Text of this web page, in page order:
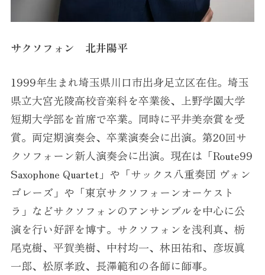
サクソフォン 北井陽平
1999年生まれ埼玉県川口市出身足立区在住。埼玉
県立大宮光陵高校音楽科を卒業後、上野学園大学
短期大学部を首席で卒業。同時に平井美奈賞を受
賞。両定期演奏会、卒業演奏会に出演。第20回サ
クソフォーン新人演奏会に出演。現在は「Route99
Saxophone Quartet」や「サックス八重奏団 ヴォン
ゴレーズ」や「東京サクソフォーンオーケスト
ラ」などサクソフォンのアンサンブルを中心に公
演を行い好評を博す。サクソフォンを浅利真、栃
尾克樹、平賀美樹、中村均一、林田祐和、彦坂眞
一郎、松原孝政、長澤範和の各師に師事。